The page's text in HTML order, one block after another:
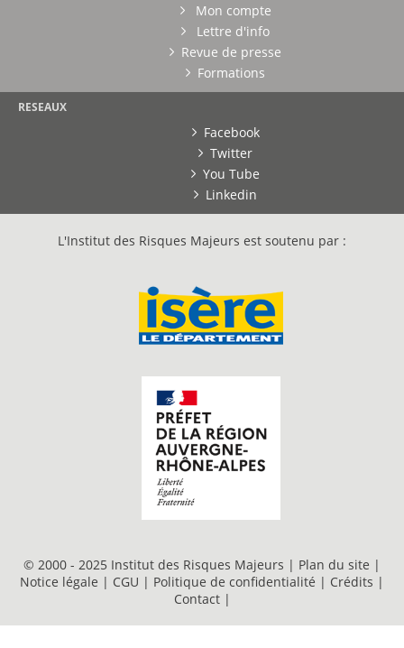
Mon compte
Lettre d'info
Revue de presse
Formations
RESEAUX
Facebook
Twitter
You Tube
Linkedin
L'Institut des Risques Majeurs est soutenu par :
© 2000 - 2025 Institut des Risques Majeurs | Plan du site |
Notice légale | CGU | Politique de confidentialité | Crédits |
Contact |